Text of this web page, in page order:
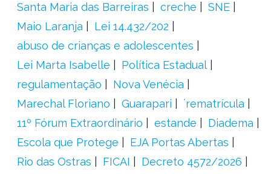
Santa Maria das Barreiras
creche
SNE
Maio Laranja
Lei 14.432/202
abuso de crianças e adolescentes
Lei Marta Isabelle
Política Estadual
regulamentação
Nova Venécia
Marechal Floriano
Guarapari
´rematrícula
11º Fórum Extraordinário
estande
Diadema
Escola que Protege
EJA Portas Abertas
Rio das Ostras
FICAI
Decreto 4572/2026